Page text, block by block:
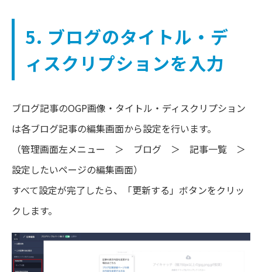
5. ブログのタイトル・デ
ィスクリプションを入力
ブログ記事のOGP画像・タイトル・ディスクリプション
は各ブログ記事の編集画面から設定を行います。
（管理画面左メニュー ＞ ブログ ＞ 記事一覧 ＞
設定したいページの編集画面）
すべて設定が完了したら、「更新する」ボタンをクリッ
クします。